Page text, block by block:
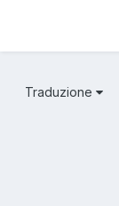
Traduzione